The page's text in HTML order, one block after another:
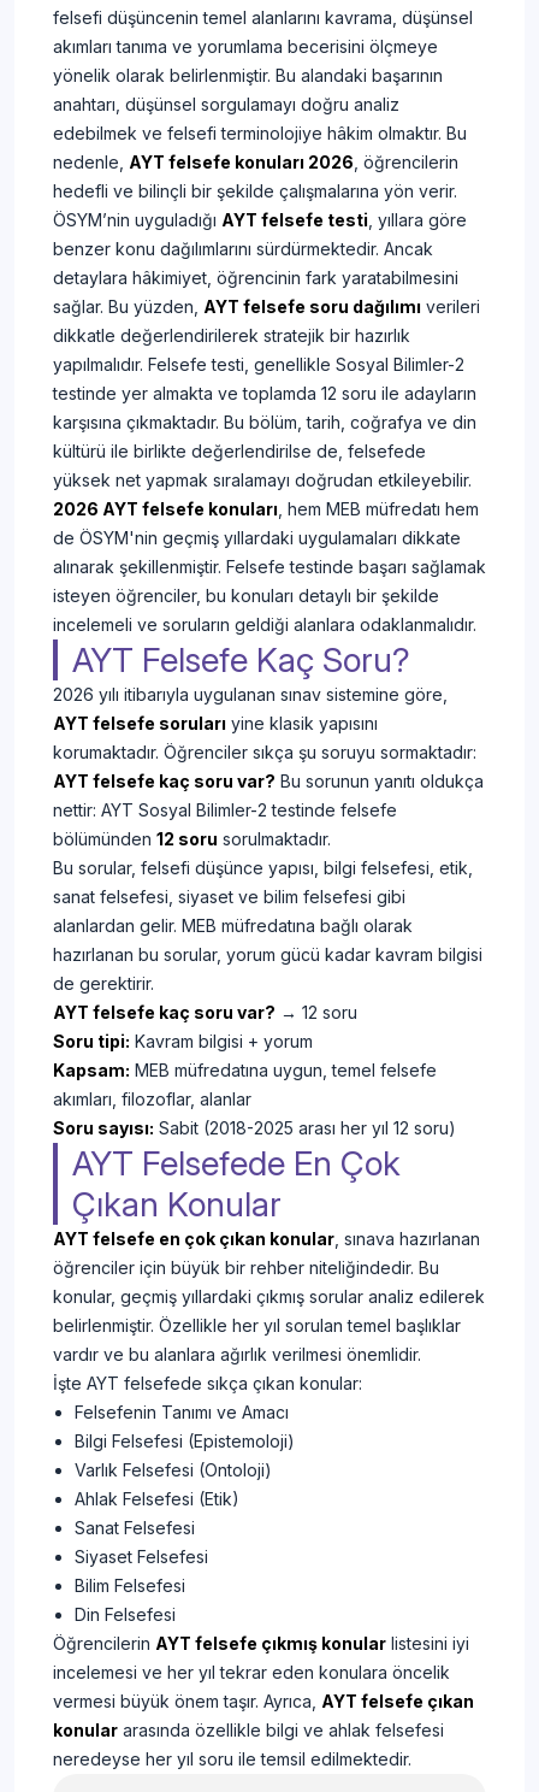
felsefi düşüncenin temel alanlarını kavrama, düşünsel
akımları tanıma ve yorumlama becerisini ölçmeye
yönelik olarak belirlenmiştir. Bu alandaki başarının
anahtarı, düşünsel sorgulamayı doğru analiz
edebilmek ve felsefi terminolojiye hâkim olmaktır. Bu
nedenle, AYT felsefe konuları 2026 , öğrencilerin
hedefli ve bilinçli bir şekilde çalışmalarına yön verir.
ÖSYM’nin uyguladığı AYT felsefe testi , yıllara göre
benzer konu dağılımlarını sürdürmektedir. Ancak
detaylara hâkimiyet, öğrencinin fark yaratabilmesini
sağlar. Bu yüzden, AYT felsefe soru dağılımı verileri
dikkatle değerlendirilerek stratejik bir hazırlık
yapılmalıdır. Felsefe testi, genellikle Sosyal Bilimler-2
testinde yer almakta ve toplamda 12 soru ile adayların
karşısına çıkmaktadır. Bu bölüm, tarih, coğrafya ve din
kültürü ile birlikte değerlendirilse de, felsefede
yüksek net yapmak sıralamayı doğrudan etkileyebilir.
2026 AYT felsefe konuları , hem MEB müfredatı hem
de ÖSYM'nin geçmiş yıllardaki uygulamaları dikkate
alınarak şekillenmiştir. Felsefe testinde başarı sağlamak
isteyen öğrenciler, bu konuları detaylı bir şekilde
incelemeli ve soruların geldiği alanlara odaklanmalıdır.
AYT Felsefe Kaç Soru?
2026 yılı itibarıyla uygulanan sınav sistemine göre,
AYT felsefe soruları yine klasik yapısını
korumaktadır. Öğrenciler sıkça şu soruyu sormaktadır:
AYT felsefe kaç soru var? Bu sorunun yanıtı oldukça
nettir: AYT Sosyal Bilimler-2 testinde felsefe
bölümünden 12 soru sorulmaktadır.
Bu sorular, felsefi düşünce yapısı, bilgi felsefesi, etik,
sanat felsefesi, siyaset ve bilim felsefesi gibi
alanlardan gelir. MEB müfredatına bağlı olarak
hazırlanan bu sorular, yorum gücü kadar kavram bilgisi
de gerektirir.
AYT felsefe kaç soru var? → 12 soru
Soru tipi: Kavram bilgisi + yorum
Kapsam: MEB müfredatına uygun, temel felsefe
akımları, filozoflar, alanlar
Soru sayısı: Sabit (2018-2025 arası her yıl 12 soru)
AYT Felsefede En Çok
Çıkan Konular
AYT felsefe en çok çıkan konular , sınava hazırlanan
öğrenciler için büyük bir rehber niteliğindedir. Bu
konular, geçmiş yıllardaki çıkmış sorular analiz edilerek
belirlenmiştir. Özellikle her yıl sorulan temel başlıklar
vardır ve bu alanlara ağırlık verilmesi önemlidir.
İşte AYT felsefede sıkça çıkan konular:
Felsefenin Tanımı ve Amacı
Bilgi Felsefesi (Epistemoloji)
Varlık Felsefesi (Ontoloji)
Ahlak Felsefesi (Etik)
Sanat Felsefesi
Siyaset Felsefesi
Bilim Felsefesi
Din Felsefesi
Öğrencilerin AYT felsefe çıkmış konular listesini iyi
incelemesi ve her yıl tekrar eden konulara öncelik
vermesi büyük önem taşır. Ayrıca, AYT felsefe çıkan
konular arasında özellikle bilgi ve ahlak felsefesi
neredeyse her yıl soru ile temsil edilmektedir.